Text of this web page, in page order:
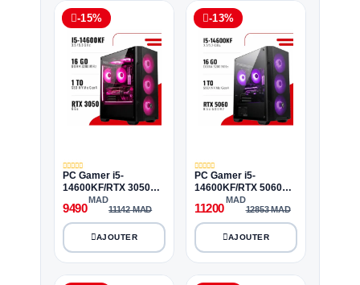
-15%
PC Gamer i5-
14600KF/RTX 3050
6GB/16GB DDR4/1TB
SSD
9490
MAD
11142 MAD
-13%
PC Gamer i5-
14600KF/RTX 5060
8GB/16GB DDR4/1TB
SSD
11200
MAD
12853 MAD